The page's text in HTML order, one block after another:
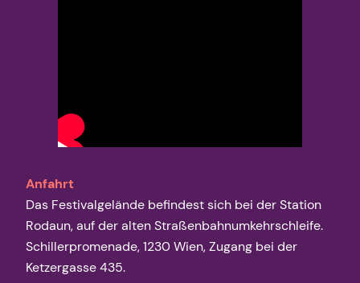
Anfahrt
Das Festivalgelände befindest sich bei der Station
Rodaun, auf der alten Straßenbahnumkehrschleife.
Schillerpromenade, 1230 Wien, Zugang bei der
Ketzergasse 435.